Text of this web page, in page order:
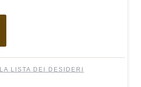
LISTA DEI DESIDERI